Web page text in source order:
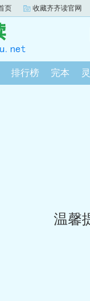
页 收藏齐齐读官网
排行榜 完本
温馨